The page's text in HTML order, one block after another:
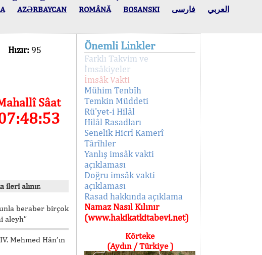
AZӘRBAYCAN ROMÂNĂ BOSANSKI العربي فارسی
Hızır: 95
Sâat
ileri alınır.
beraber birçok
aleyh”
Mehmed Hân’ın
Önemli Linkler
Farklı Takvim ve
İmsâkiyeler
İmsâk Vakti
Mühim Tenbîh
Temkin Müddeti
Rü'yet-i Hilâl
Hilâl Rasadları
Senelik Hicrî Kamerî
Târîhler
Yanlış imsâk vakti
açıklaması
Doğru imsâk vakti
açıklaması
Rasad hakkında açıklama
Namaz Nasıl Kılınır
(www.hakikatkitabevi.net)
Körteke
(Aydın / Türkiye )